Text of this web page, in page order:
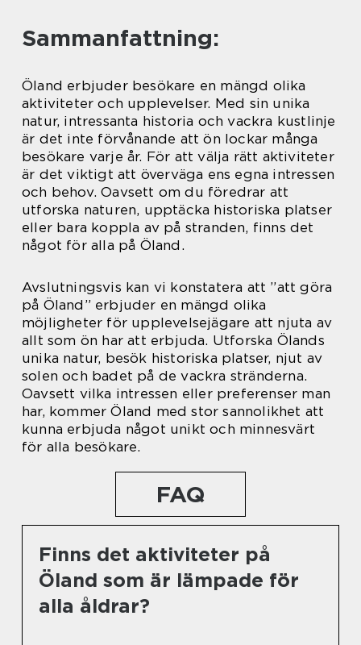
Sammanfattning:
Öland erbjuder besökare en mängd olika
aktiviteter och upplevelser. Med sin unika
natur, intressanta historia och vackra kustlinje
är det inte förvånande att ön lockar många
besökare varje år. För att välja rätt aktiviteter
är det viktigt att överväga ens egna intressen
och behov. Oavsett om du föredrar att
utforska naturen, upptäcka historiska platser
eller bara koppla av på stranden, finns det
något för alla på Öland.
Avslutningsvis kan vi konstatera att ”att göra
på Öland” erbjuder en mängd olika
möjligheter för upplevelsejägare att njuta av
allt som ön har att erbjuda. Utforska Ölands
unika natur, besök historiska platser, njut av
solen och badet på de vackra stränderna.
Oavsett vilka intressen eller preferenser man
har, kommer Öland med stor sannolikhet att
kunna erbjuda något unikt och minnesvärt
för alla besökare.
FAQ
Finns det aktiviteter på
Öland som är lämpade för
alla åldrar?